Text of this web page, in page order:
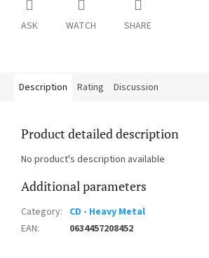
ASK WATCH SHARE
Description Rating Discussion
Product detailed description
No product's description available
Additional parameters
Category: CD - Heavy Metal
EAN: 0634457208452